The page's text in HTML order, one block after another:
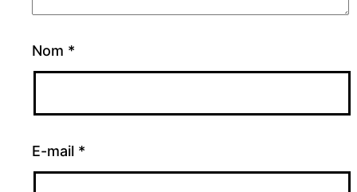
Nom *
E-mail *